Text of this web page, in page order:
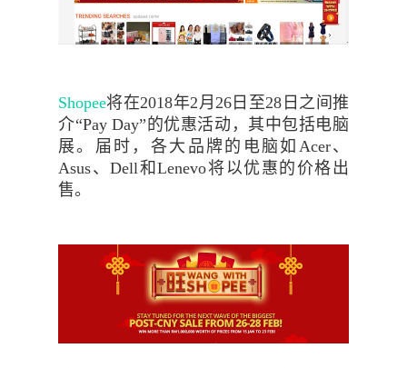
Shopee将在2018年2 月 26 日至28 日之间推
介“Pay Day”的优惠活动，其中包括电脑
展。届时，各大品牌的电脑如 Acer、
Asus、Dell和Lenevo将以优惠的价格出
售。